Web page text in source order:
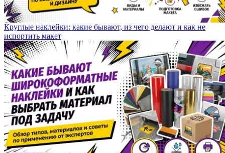
Круглые наклейки: какие бывают, из чего делают и как не
испортить макет